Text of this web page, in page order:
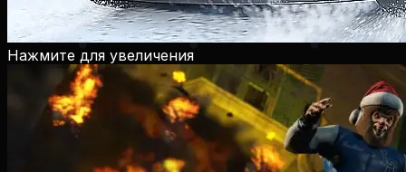
Нажмите для увеличения